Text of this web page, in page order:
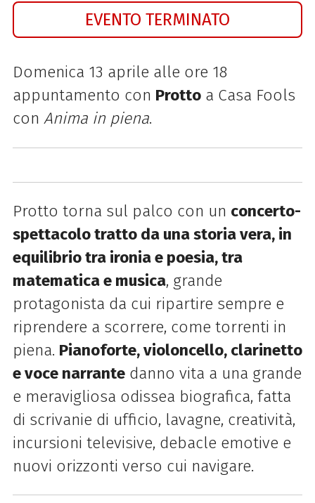
EVENTO TERMINATO
Domenica 13 aprile alle ore 18
appuntamento con Prottoa Casa Fools
con Anima in piena.
Protto torna sul palco con un concerto-
spettacolo tratto da una storia vera, in
equilibrio tra ironia e poesia, tra
matematica e musica, grande
protagonista da cui ripartire sempre e
riprendere a scorrere, come torrenti in
piena. Pianoforte, violoncello, clarinetto
e voce narrantedanno vita a una grande
e meravigliosa odissea biografica, fatta
di scrivanie di ufficio, lavagne, creatività,
incursioni televisive, debacle emotive e
nuovi orizzonti verso cui navigare.